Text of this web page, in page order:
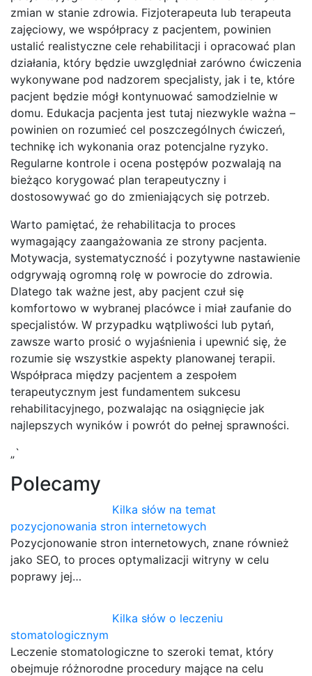
zmian w stanie zdrowia. Fizjoterapeuta lub terapeuta
zajęciowy, we współpracy z pacjentem, powinien
ustalić realistyczne cele rehabilitacji i opracować plan
działania, który będzie uwzględniał zarówno ćwiczenia
wykonywane pod nadzorem specjalisty, jak i te, które
pacjent będzie mógł kontynuować samodzielnie w
domu. Edukacja pacjenta jest tutaj niezwykle ważna –
powinien on rozumieć cel poszczególnych ćwiczeń,
technikę ich wykonania oraz potencjalne ryzyko.
Regularne kontrole i ocena postępów pozwalają na
bieżąco korygować plan terapeutyczny i
dostosowywać go do zmieniających się potrzeb.
Warto pamiętać, że rehabilitacja to proces
wymagający zaangażowania ze strony pacjenta.
Motywacja, systematyczność i pozytywne nastawienie
odgrywają ogromną rolę w powrocie do zdrowia.
Dlatego tak ważne jest, aby pacjent czuł się
komfortowo w wybranej placówce i miał zaufanie do
specjalistów. W przypadku wątpliwości lub pytań,
zawsze warto prosić o wyjaśnienia i upewnić się, że
rozumie się wszystkie aspekty planowanej terapii.
Współpraca między pacjentem a zespołem
terapeutycznym jest fundamentem sukcesu
rehabilitacyjnego, pozwalając na osiągnięcie jak
najlepszych wyników i powrót do pełnej sprawności.
„`
Polecamy
Kilka słów na temat
pozycjonowania stron internetowych
Pozycjonowanie stron internetowych, znane również
jako SEO, to proces optymalizacji witryny w celu
poprawy jej…
Kilka słów o leczeniu
stomatologicznym
Leczenie stomatologiczne to szeroki temat, który
obejmuje różnorodne procedury mające na celu